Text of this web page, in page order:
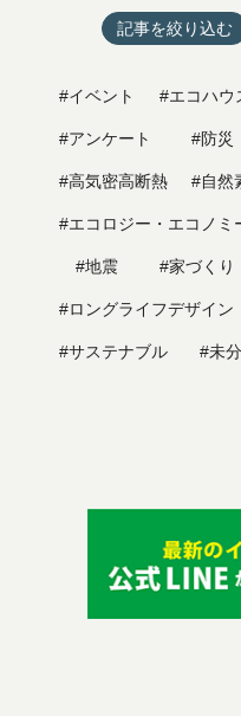
記事を絞り込む
#イベント #エコハウ
#アンケート #防災
#高気密高断熱 #自然
#エコロジー・エコノミ
#地震 #家づくり
#ロングライフデザイン
#サステナブル #未